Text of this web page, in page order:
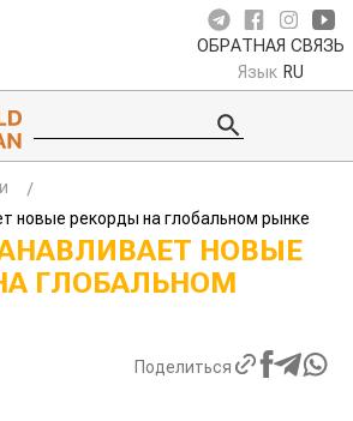
ОБРАТНАЯ СВЯЗЬ
Язык RU
новые рекорды на глобальном рынке
НОВЫЕ
ГЛОБАЛЬНОМ
Поделиться